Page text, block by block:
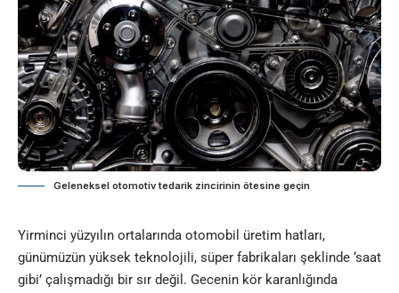
Geleneksel otomotiv tedarik zincirinin ötesine geçin
Yirminci yüzyılın ortalarında otomobil üretim hatları,
günümüzün yüksek teknolojili, süper fabrikaları şeklinde ‘saat
gibi’ çalışmadığı bir sır değil. Gecenin kör karanlığında